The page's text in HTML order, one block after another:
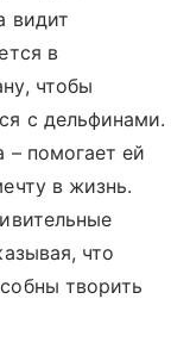
видит
в
чтобы
с дельфинами.
– помогает ей
в жизнь.
что
творить